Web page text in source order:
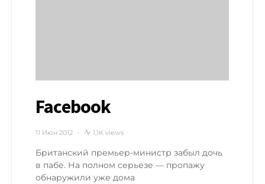
Facebook
11 Июн 2012 1,1K views
Британский премьер-министр забыл дочь
в пабе. На полном серьезе — пропажу
обнаружили уже дома